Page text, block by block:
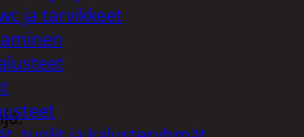
ja tarvikkeet